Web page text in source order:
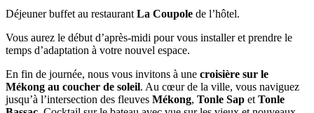
Déjeuner buffet au restaurant La Coupole de l’hôtel.
Vous aurez le début d’après-midi pour vous installer et prendre le
temps d’adaptation à votre nouvel espace.
En fin de journée, nous vous invitons à une croisière sur le
Mékong au coucher de soleil. Au cœur de la ville, vous naviguez
jusqu’à l’intersection des fleuves Mékong, Tonle Sap et Tonle